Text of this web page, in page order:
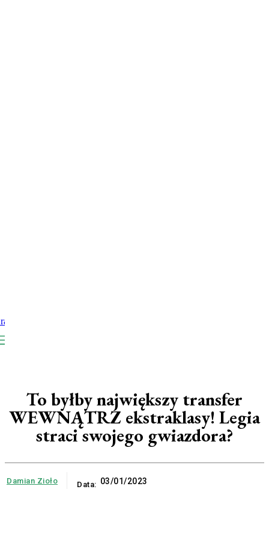
To byłby największy transfer
WEWNĄTRZ ekstraklasy! Legia
straci swojego gwiazdora?
Damian Zioło Data: 03/01/2023